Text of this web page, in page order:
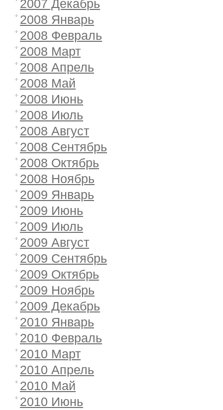
2007 Декабрь
2008 Январь
2008 Февраль
2008 Март
2008 Апрель
2008 Май
2008 Июнь
2008 Июль
2008 Август
2008 Сентябрь
2008 Октябрь
2008 Ноябрь
2009 Январь
2009 Июнь
2009 Июль
2009 Август
2009 Сентябрь
2009 Октябрь
2009 Ноябрь
2009 Декабрь
2010 Январь
2010 Февраль
2010 Март
2010 Апрель
2010 Май
2010 Июнь